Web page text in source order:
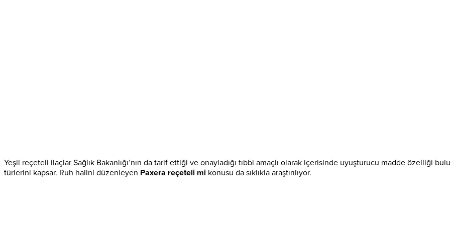
Yeşil reçeteli ilaçlar Sağlık Bakanlığı’nın da tarif ettiği ve onayladığı tıbbi amaçlı olarak içerisinde uyuşturucu madde özelliği
türlerini kapsar. Ruh halini düzenleyen Paxera reçeteli mi konusu da sıklıkla araştırılıyor.